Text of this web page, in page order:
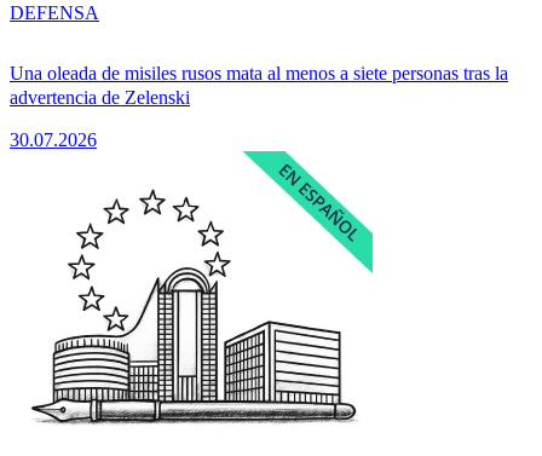
Una oleada de misiles rusos mata al menos a siete personas tras la
advertencia de Zelenski
30.07.2026
DEFENSA